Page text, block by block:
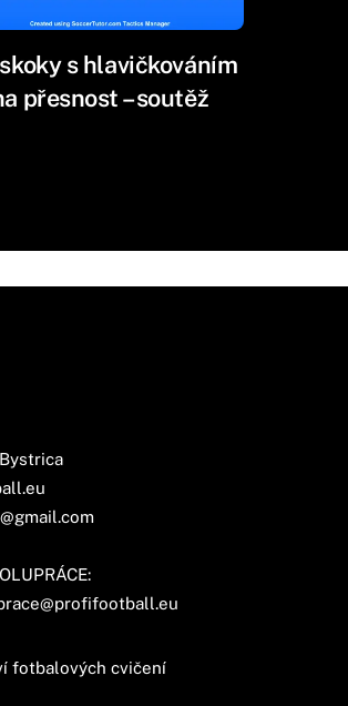
s hlavičkováním
přesnost – soutěž
fotbalových cvičení